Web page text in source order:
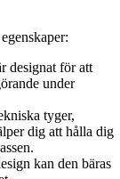
designat för att
under
tyger,
dig att hålla dig
kan den bäras